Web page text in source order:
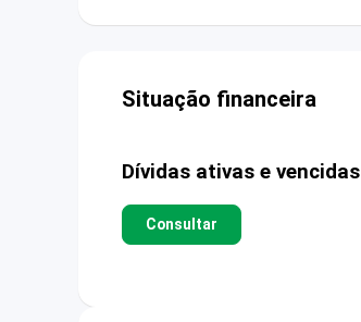
Situação financeira
Dívidas ativas e vencidas
Consultar